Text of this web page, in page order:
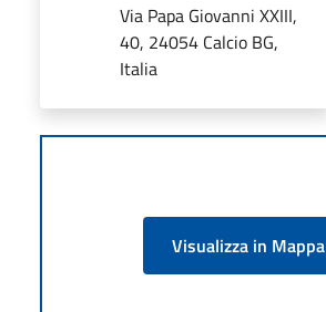
Via Papa Giovanni XXIII,
40, 24054 Calcio BG,
Italia
Visualizza in Mappa